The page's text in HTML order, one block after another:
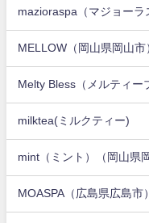
mazioraspa（マジョーラ
MELLOW（岡山県岡山市
Melty Bless（メルティー
milktea(ミルクティー)
mint（ミント）（岡山県
MOASPA（広島県広島市）